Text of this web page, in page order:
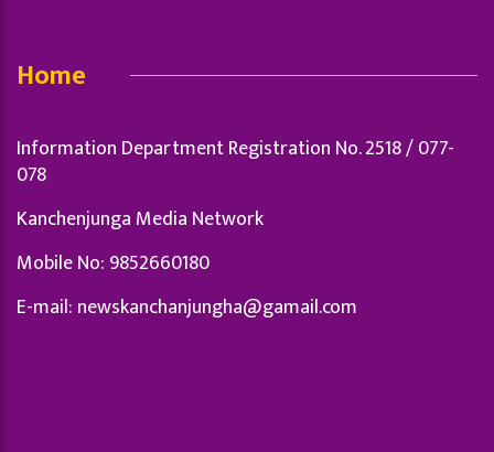
Home
Information Department Registration No. 2518 / 077-
078
Kanchenjunga Media Network
Mobile No: 9852660180
E-mail: newskanchanjungha@gamail.com